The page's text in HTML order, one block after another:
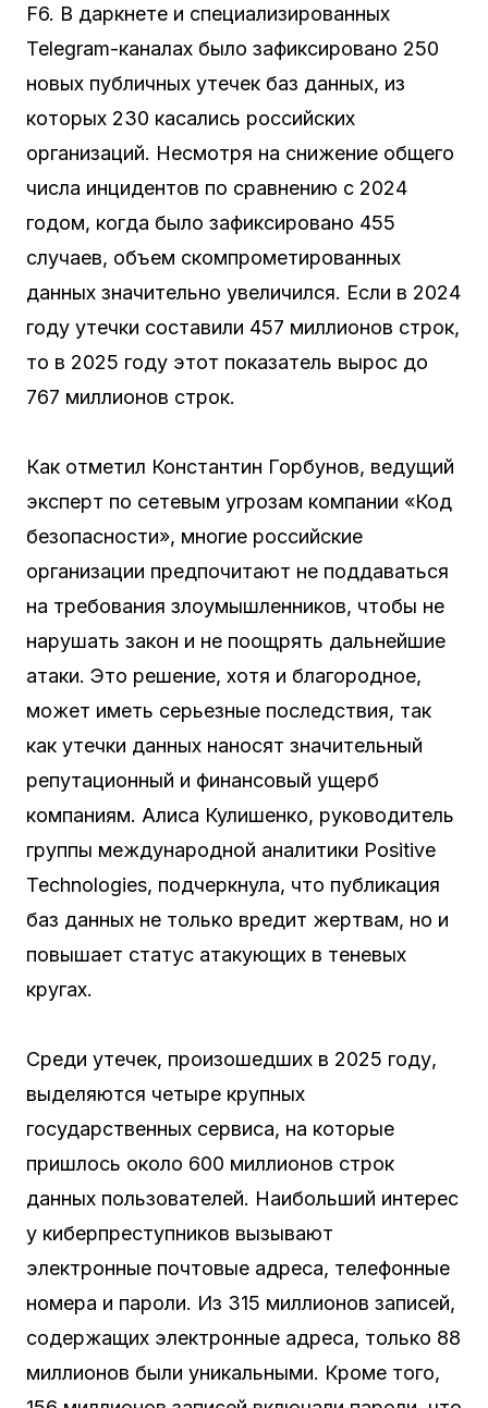
F6. В даркнете и специализированных
Telegram-каналах было зафиксировано 250
новых публичных утечек баз данных, из
которых 230 касались российских
организаций. Несмотря на снижение общего
числа инцидентов по сравнению с 2024
годом, когда было зафиксировано 455
случаев, объем скомпрометированных
данных значительно увеличился. Если в 2024
году утечки составили 457 миллионов строк,
то в 2025 году этот показатель вырос до
767 миллионов строк.
Как отметил Константин Горбунов, ведущий
эксперт по сетевым угрозам компании «Код
безопасности», многие российские
организации предпочитают не поддаваться
на требования злоумышленников, чтобы не
нарушать закон и не поощрять дальнейшие
атаки. Это решение, хотя и благородное,
может иметь серьезные последствия, так
как утечки данных наносят значительный
репутационный и финансовый ущерб
компаниям. Алиса Кулишенко, руководитель
группы международной аналитики Positive
Technologies, подчеркнула, что публикация
баз данных не только вредит жертвам, но и
повышает статус атакующих в теневых
кругах.
Среди утечек, произошедших в 2025 году,
выделяются четыре крупных
государственных сервиса, на которые
пришлось около 600 миллионов строк
данных пользователей. Наибольший интерес
у киберпреступников вызывают
электронные почтовые адреса, телефонные
номера и пароли. Из 315 миллионов записей,
содержащих электронные адреса, только 88
миллионов были уникальными. Кроме того,